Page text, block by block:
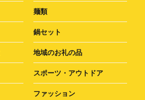
麺類
鍋セット
地域のお礼の品
スポーツ・アウトドア
ファッション